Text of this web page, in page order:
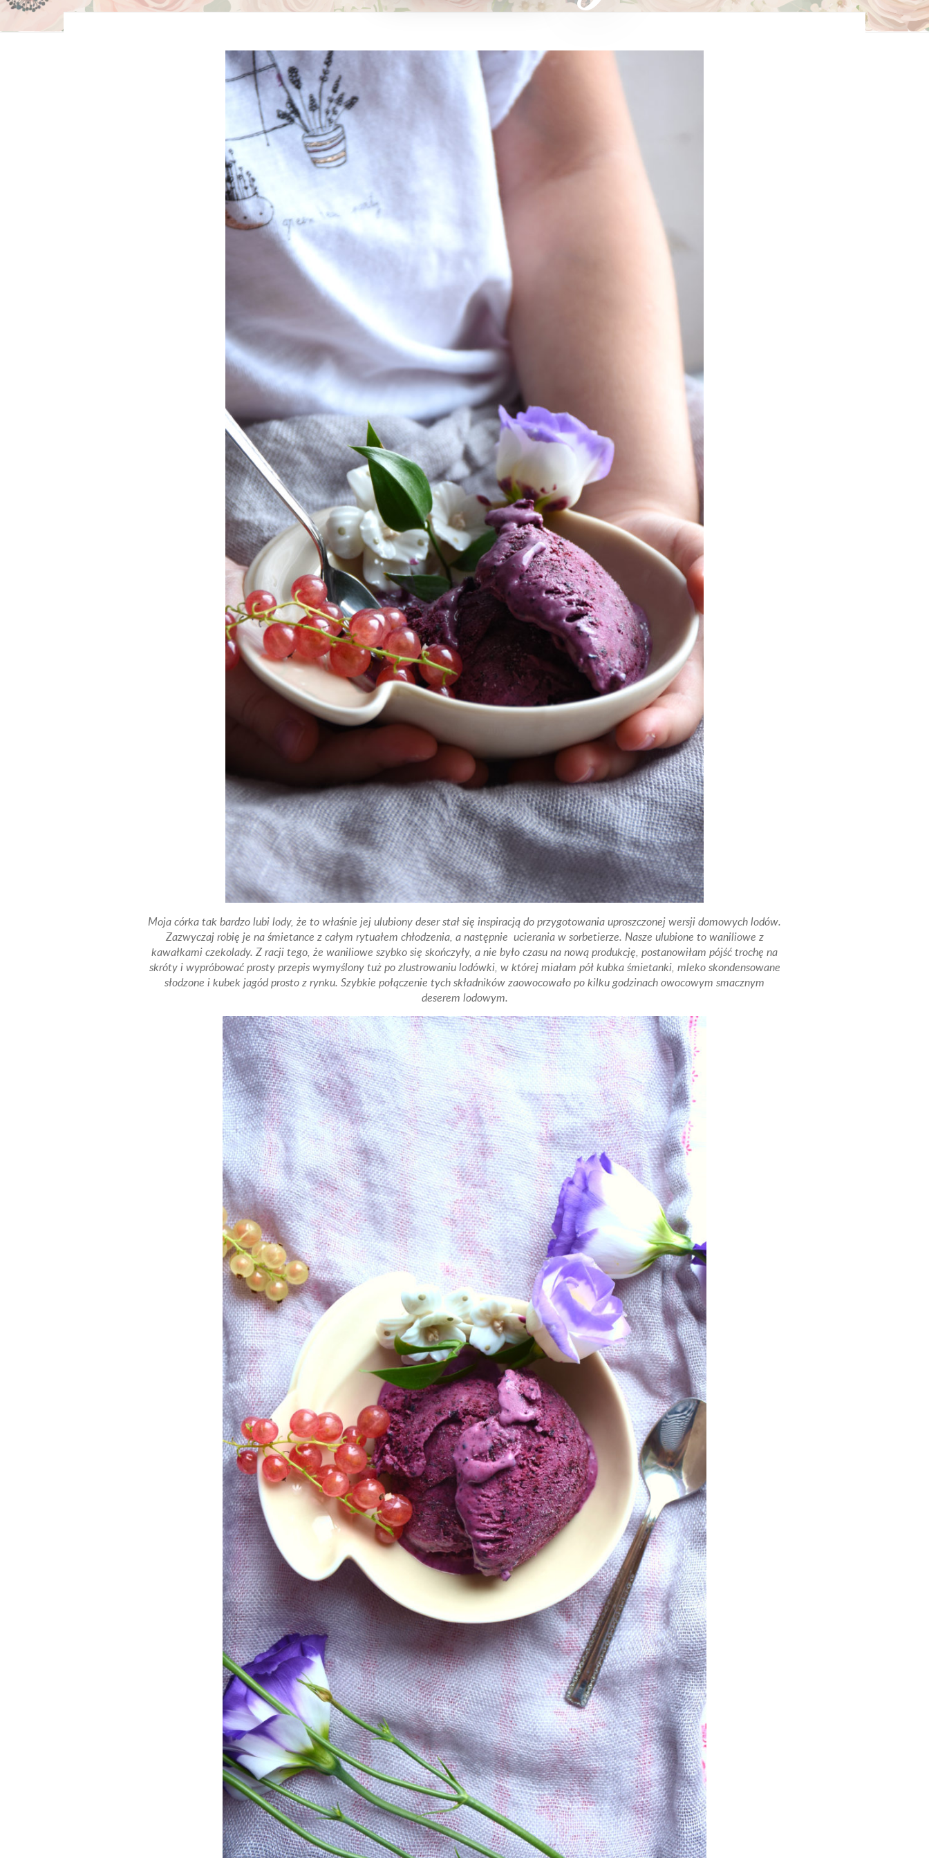
Moja córka tak bardzo lubi lody, że to właśnie jej ulubiony deser stał się inspiracją do przygotowania uproszczonej wersji domowych lodów.
Zazwyczaj robię je na śmietance z całym rytuałem chłodzenia, a następnie ucierania w sorbetierze. Nasze ulubione to waniliowe z
kawałkami czekolady. Z racji tego, że waniliowe szybko się skończyły, a nie było czasu na nową produkcję, postanowiłam pójść trochę na
skróty i wypróbować prosty przepis wymyślony tuż po zlustrowaniu lodówki, w której miałam pół kubka śmietanki, mleko skondensowane
słodzone i kubek jagód prosto z rynku. Szybkie połączenie tych składników zaowocowało po kilku godzinach owocowym smacznym
deserem lodowym.